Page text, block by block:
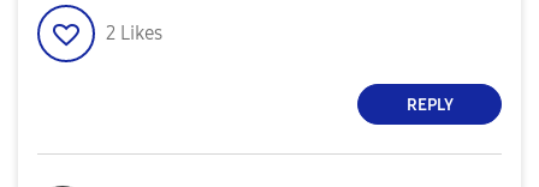
2 Likes
REPLY